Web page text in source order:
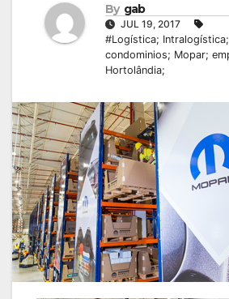
By gab
JUL 19, 2017
#Logística;
condominios; Mopar;
Hortolândia;